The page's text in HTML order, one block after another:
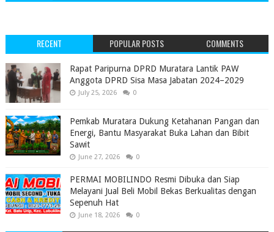
RECENT POPULAR POSTS COMMENTS
‎Rapat Paripurna DPRD Muratara Lantik PAW
Anggota DPRD Sisa Masa Jabatan 2024–2029 ‎
July 25, 2026 0
Pemkab Muratara Dukung Ketahanan Pangan dan
Energi, Bantu Masyarakat Buka Lahan dan Bibit
Sawit
June 27, 2026 0
PERMAI MOBILINDO Resmi Dibuka dan Siap
Melayani Jual Beli Mobil Bekas Berkualitas dengan
Sepenuh Hat
June 18, 2026 0